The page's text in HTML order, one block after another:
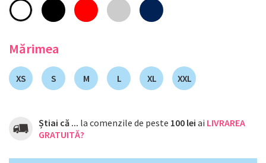
Mărimea
XS S M L XL XXL
Știai că ... la comenzile de peste 100 lei ai LIVRAREA
GRATUITĂ?